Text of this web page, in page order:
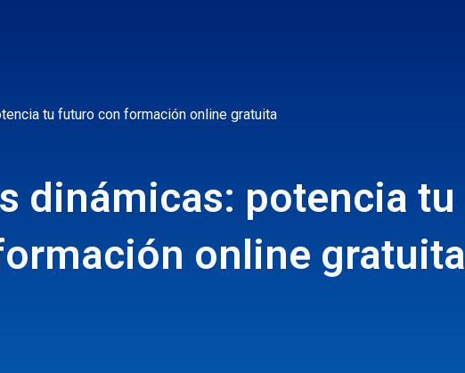
tu futuro con formación online gratuita
dinámicas: potencia tu
online gratuita